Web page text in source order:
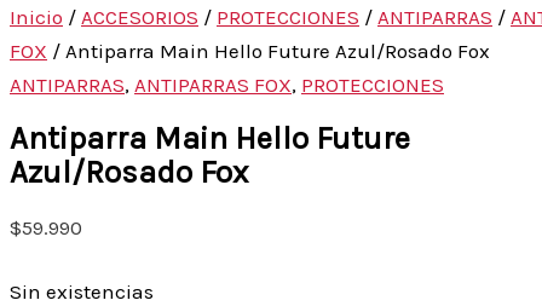
Inicio / ACCESORIOS / PROTECCIONES / ANTIPARRAS /
FOX / Antiparra Main Hello Future Azul/Rosado Fox
ANTIPARRAS, ANTIPARRAS FOX, PROTECCIONES
Antiparra Main Hello Future
Azul/Rosado Fox
$59.990
Sin existencias